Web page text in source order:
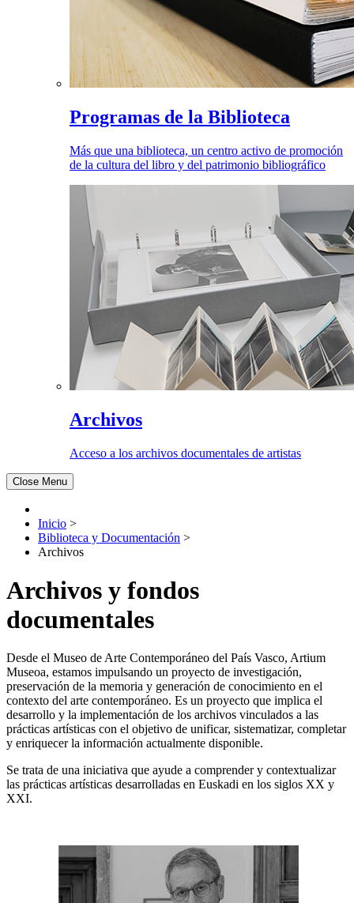
Programas de la Biblioteca
Más que una biblioteca, un centro activo de promoción
de la cultura del libro y del patrimonio bibliográfico
Archivos
Acceso a los archivos documentales de artistas
Close Menu
Inicio >
Biblioteca y Documentación >
Archivos
Archivos y fondos
documentales
Desde el Museo de Arte Contemporáneo del País Vasco, Artium
Museoa, estamos impulsando un proyecto de investigación,
preservación de la memoria y generación de conocimiento en el
contexto del arte contemporáneo. Es un proyecto que implica el
desarrollo y la implementación de los archivos vinculados a las
prácticas artísticas con el objetivo de unificar, sistematizar, completar
y enriquecer la información actualmente disponible.
Se trata de una iniciativa que ayude a comprender y contextualizar
las prácticas artísticas desarrolladas en Euskadi en los siglos XX y
XXI.